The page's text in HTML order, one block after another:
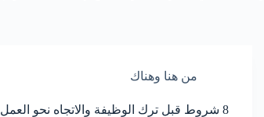
من هنا وهناك
8 شروط قبل ترك الوظيفة والاتجاه نحو العمل